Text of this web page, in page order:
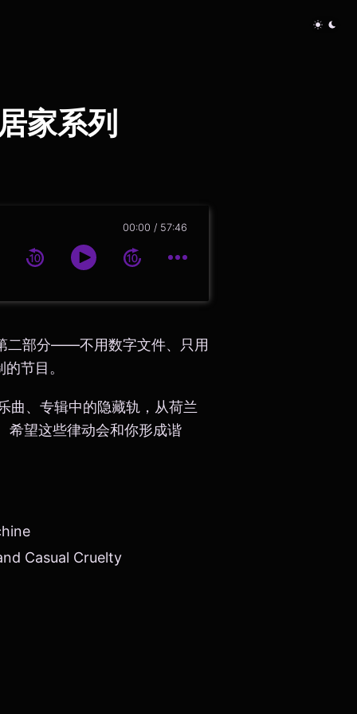
家系列
00:00 57:46
二部分——不用数字文件、只用
节目。
曲、专辑中的隐藏轨，从荷兰
望这些律动会和你形成谐
Casual Cruelty